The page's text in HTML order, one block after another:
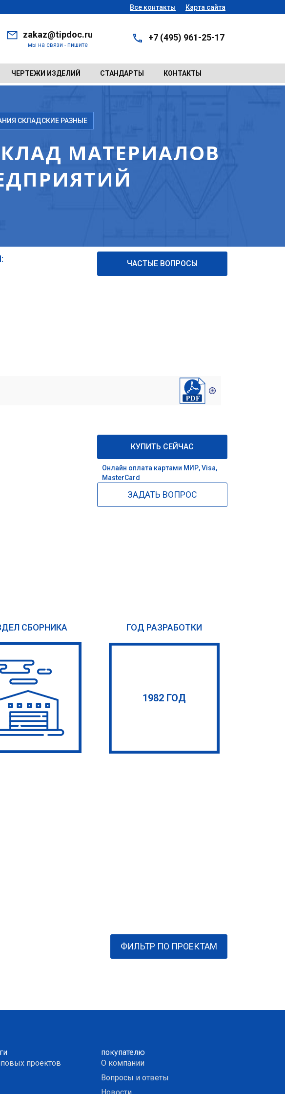
Все контакты Карта сайта
zakaz@tipdoc.ru
мы на связи - пишите
+7 (495) 961-25-17
ЧЕРТЕЖИ ИЗДЕЛИЙ СТАНДАРТЫ КОНТАКТЫ
СКЛАДСКИЕ РАЗНЫЕ
МАТЕРИАЛОВ
ЧАСТЫЕ ВОПРОСЫ
КУПИТЬ СЕЙЧАС
Онлайн оплата картами МИР, Visa,
MasterCard
ЗАДАТЬ ВОПРОС
СБОРНИКА ГОД РАЗРАБОТКИ
1982 ГОД
ФИЛЬТР ПО ПРОЕКТАМ
проектов
покупателю
О компании
Вопросы и ответы